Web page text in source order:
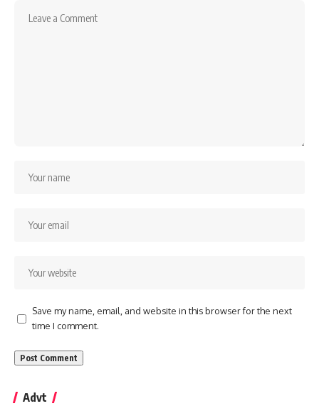
Save my name, email, and website in this browser for the next
time I comment.
Advt